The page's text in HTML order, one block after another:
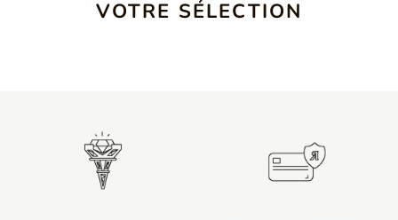
VOTRE SÉLECTION